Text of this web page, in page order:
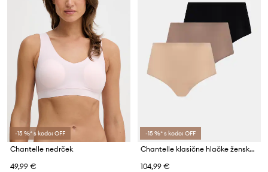
-15 %* s kodo: OFF
Chantelle nedrček
49,99 €
-15 %* s kodo: OFF
Chantelle klasične hlačke ženske Soft Stretch paket 5 kosov
104,99 €